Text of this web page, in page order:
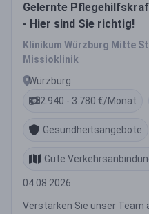
Gelernte
- Hier sind Sie richtig!
Klinikum Würzburg Mitte
Missioklinik
Würzburg
2.940 - 3.780 €/Monat
Gesundheitsangebote
Gute
04.08.2026
Verstärken Sie unser